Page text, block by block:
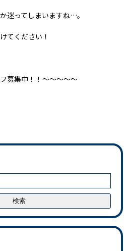
迷ってしまいますね…。
てください！
募集中！！～～～～～